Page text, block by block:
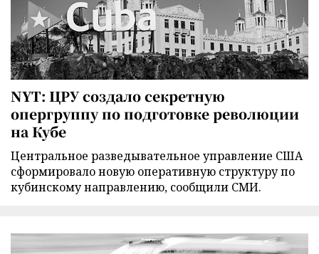
NYT: ЦРУ создало секретную
опергруппу по подготовке революции
на Кубе
Центральное разведывательное управление США
сформировало новую оперативную структуру по
кубинскому направлению, сообщили СМИ.